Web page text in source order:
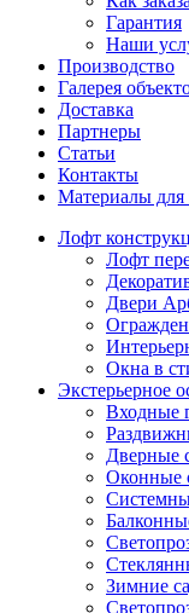
Гарантия
Наши
Производство
Галерея
Доставка
Партнеры
Статьи
Контакты
Материалы для
Лофт
Лофт
Двери
Окна в
Экстерьерное
Входные
Дверные
Оконные
Зимние